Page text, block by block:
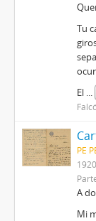
Tu
El ...
PE
A
Mi